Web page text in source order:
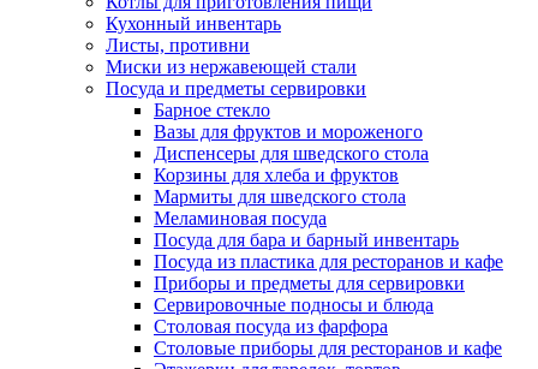
Кухонный инвентарь
Листы, противни
Миски из нержавеющей стали
Посуда и предметы сервировки
Барное стекло
Вазы для фруктов и мороженого
Диспенсеры для шведского стола
Корзины для хлеба и фруктов
Мармиты для шведского стола
Меламиновая посуда
Посуда для бара и барный инвентарь
Посуда из пластика для ресторанов и кафе
Приборы и предметы для сервировки
Сервировочные подносы и блюда
Столовая посуда из фарфора
Столовые приборы для ресторанов и кафе